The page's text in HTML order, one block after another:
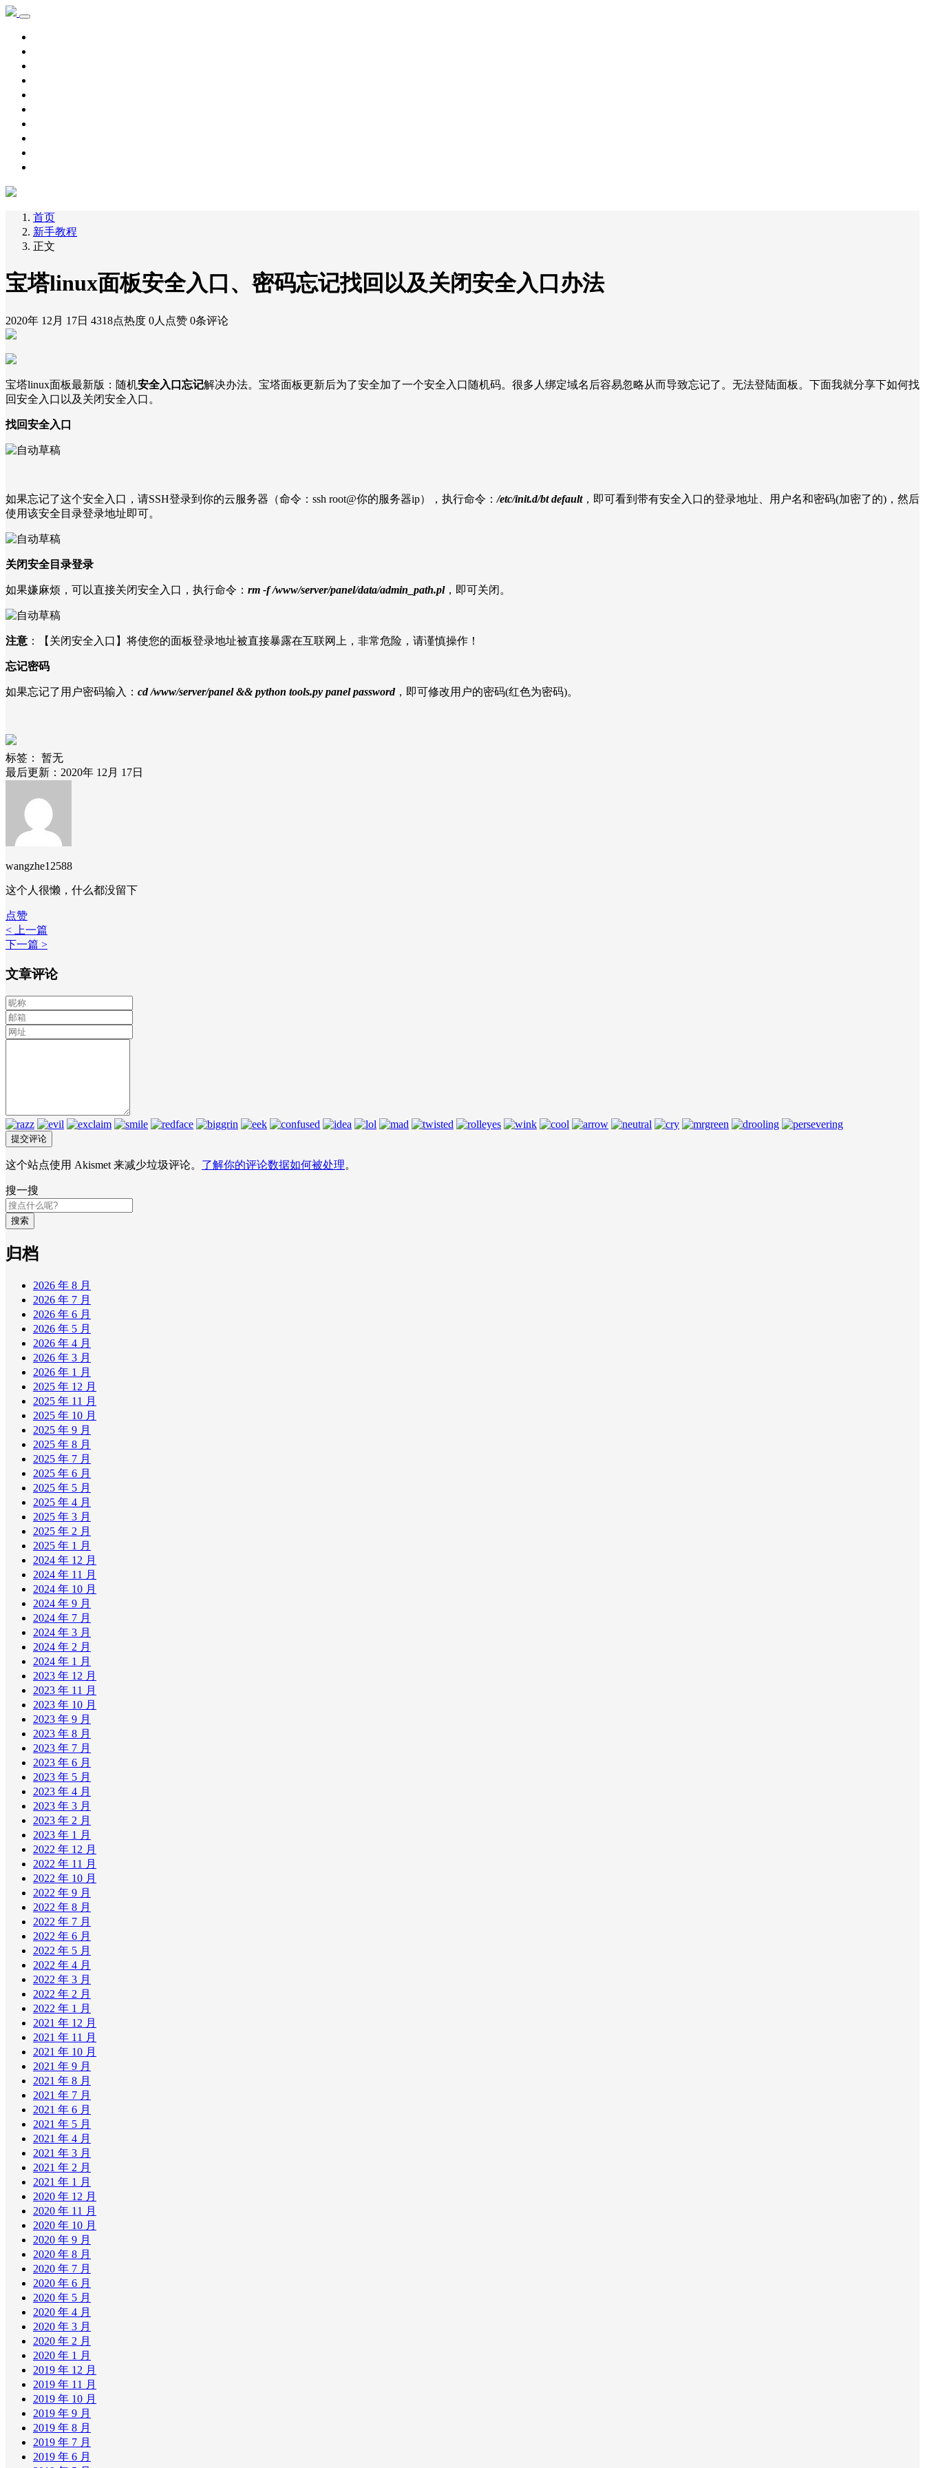
首页
新手教程
正文
宝塔linux面板安全入口、密码忘记找回以及关闭安全入口办法
2020年 12月 17日 4318点热度 0人点赞 0条评论
宝塔linux面板最新版：随机安全入口忘记解决办法。宝塔面板更新后为了安全加了一个安全入口随机码。很多人绑定域名后容易忽略从而导致忘记了。无法登陆面板。下面我就分享下如何找
回安全入口以及关闭安全入口。
找回安全入口
如果忘记了这个安全入口，请SSH登录到你的云服务器（命令：ssh root@你的服务器ip），执行命令：/etc/init.d/bt default，即可看到带有安全入口的登录地址、用户名和密码(加密了的)，然后
使用该安全目录登录地址即可。
关闭安全目录登录
如果嫌麻烦，可以直接关闭安全入口，执行命令： rm -f /www/server/panel/data/admin_path.pl，即可关闭。
注意 ：【关闭安全入口】将使您的面板登录地址被直接暴露在互联网上，非常危险，请谨慎操作！
忘记密码
如果忘记了用户密码输入： cd /www/server/panel && python tools.py panel password，即可修改用户的密码(红色为密码)。
标签：
暂无
最后更新：2020年 12月 17日
wangzhe12588
这个人很懒，什么都没留下
点赞
< 上一篇
下一篇 >
文章评论
这个站点使用 Akismet 来减少垃圾评论。 了解你的评论数据如何被处理。
搜一搜
搜索
归档
2026 年 8 月
2026 年 7 月
2026 年 6 月
2026 年 5 月
2026 年 4 月
2026 年 3 月
2026 年 1 月
2025 年 12 月
2025 年 11 月
2025 年 10 月
2025 年 9 月
2025 年 8 月
2025 年 7 月
2025 年 6 月
2025 年 5 月
2025 年 4 月
2025 年 3 月
2025 年 2 月
2025 年 1 月
2024 年 12 月
2024 年 11 月
2024 年 10 月
2024 年 9 月
2024 年 7 月
2024 年 3 月
2024 年 2 月
2024 年 1 月
2023 年 12 月
2023 年 11 月
2023 年 10 月
2023 年 9 月
2023 年 8 月
2023 年 7 月
2023 年 6 月
2023 年 5 月
2023 年 4 月
2023 年 3 月
2023 年 2 月
2023 年 1 月
2022 年 12 月
2022 年 11 月
2022 年 10 月
2022 年 9 月
2022 年 8 月
2022 年 7 月
2022 年 6 月
2022 年 5 月
2022 年 4 月
2022 年 3 月
2022 年 2 月
2022 年 1 月
2021 年 12 月
2021 年 11 月
2021 年 10 月
2021 年 9 月
2021 年 8 月
2021 年 7 月
2021 年 6 月
2021 年 5 月
2021 年 4 月
2021 年 3 月
2021 年 2 月
2021 年 1 月
2020 年 12 月
2020 年 11 月
2020 年 10 月
2020 年 9 月
2020 年 8 月
2020 年 7 月
2020 年 6 月
2020 年 5 月
2020 年 4 月
2020 年 3 月
2020 年 2 月
2020 年 1 月
2019 年 12 月
2019 年 11 月
2019 年 10 月
2019 年 9 月
2019 年 8 月
2019 年 7 月
2019 年 6 月